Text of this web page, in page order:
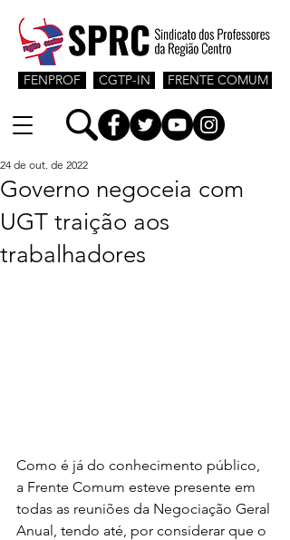
CGTP-IN
FENPROF FRENTE COMUM
Governo negoceia com
UGT traição aos
trabalhadores
24 de out. de 2022
Como é já do conhecimento público,
a Frente Comum esteve presente em
todas as reuniões da Negociação Geral
Anual, tendo até, por considerar que o